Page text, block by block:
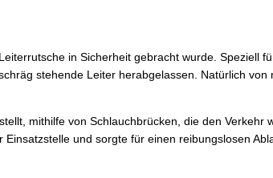
in Sicherheit gebracht wurde. Speziell
stehende Leiter herabgelassen. Natürlich von
mithilfe von Schlauchbrücken, die den
und sorgte für einen reibungslosen